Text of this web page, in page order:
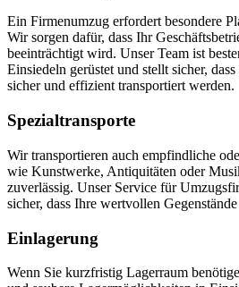
Ein Firmenumzug erfordert besondere
Wir sorgen dafür, dass Ihr
beeinträchtigt wird. Unser Team ist
Einsiedeln gerüstet und stellt sicher,
sicher und effizient transportiert werden.
Spezialtransporte
Wir transportieren auch empfindliche
wie Kunstwerke, Antiquitäten oder
zuverlässig. Unser Service für
sicher, dass Ihre wertvollen
Einlagerung
Wenn Sie kurzfristig Lagerraum